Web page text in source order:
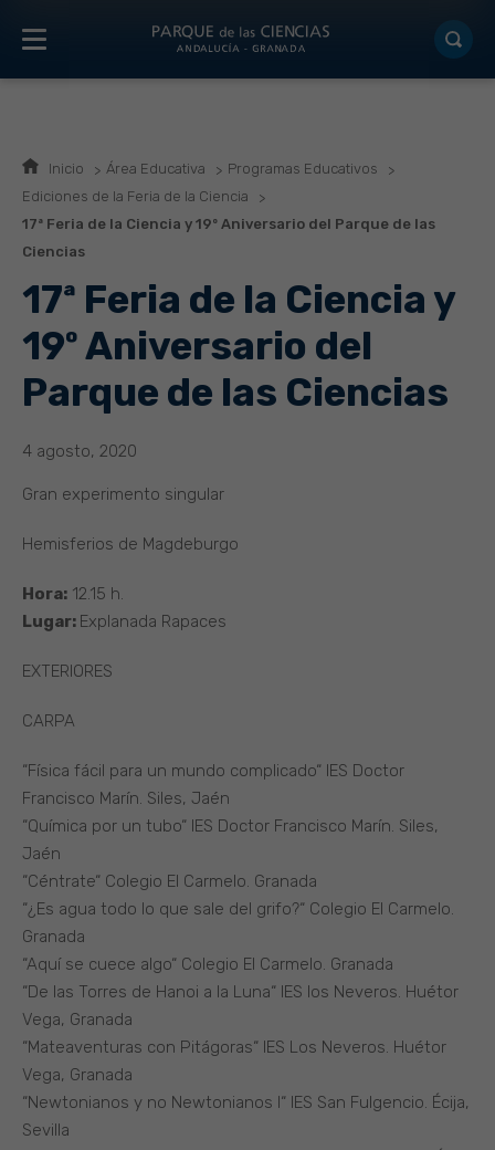
Inicio Área Educativa
Programas Educativos
Ediciones de la Feria de la Ciencia
17ª Feria de la Ciencia y 19º Aniversario del Parque de las
Ciencias
17ª Feria de la Ciencia y
19º Aniversario del
Parque de las Ciencias
4 agosto, 2020
Gran experimento singular
Hemisferios de Magdeburgo
Hora: 12.15 h.
Lugar: Explanada Rapaces
EXTERIORES
CARPA
“Física fácil para un mundo complicado“ IES Doctor
Francisco Marín. Siles, Jaén
“Química por un tubo“ IES Doctor Francisco Marín. Siles,
Jaén
“Céntrate“ Colegio El Carmelo. Granada
“¿Es agua todo lo que sale del grifo?“ Colegio El Carmelo.
Granada
“Aquí se cuece algo“ Colegio El Carmelo. Granada
“De las Torres de Hanoi a la Luna“ IES los Neveros. Huétor
Vega, Granada
“Mateaventuras con Pitágoras“ IES Los Neveros. Huétor
Vega, Granada
“Newtonianos y no Newtonianos I“ IES San Fulgencio. Écija,
Sevilla